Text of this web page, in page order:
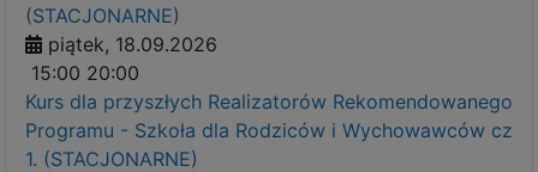
(STACJONARNE)
piątek, 18.09.2026
15:00 20:00
Kurs dla przyszłych Realizatorów Rekomendowanego
Programu - Szkoła dla Rodziców i Wychowawców cz
1. (STACJONARNE)